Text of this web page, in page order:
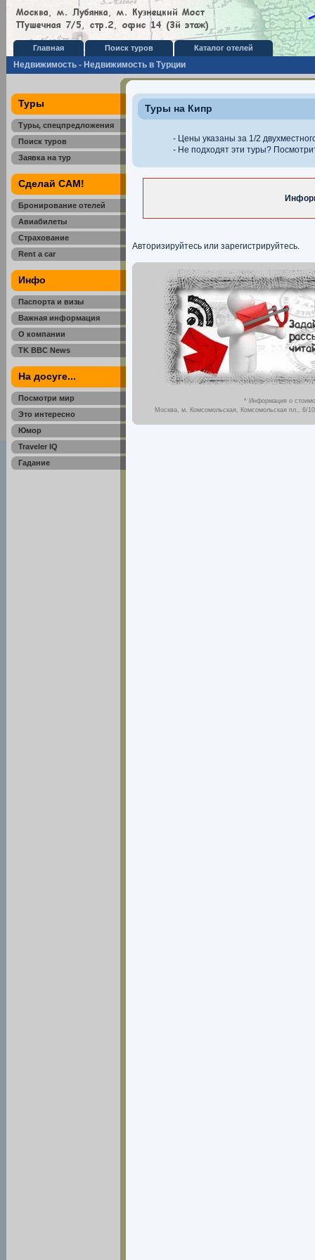
Главная Поиск туров Каталог отелей
Недвижимость - Недвижимость в Турции
Туры
Туры, спецпредложения
Поиск туров
Заявка на тур
Сделай САМ!
Бронирование отелей
Авиабилеты
Страхование
Rent a car
Инфо
Паспорта и визы
Важная информация
О компании
TK BBC News
На досуге...
Посмотри мир
Это интересно
Юмор
Traveler IQ
Гадание
Туры на Кипр
- Цены указаны за 1/2
- Не подходят эти туры?
Авторизируйтесь или зарегистрируйтесь.
* Информация о
Москва, м. Комсомольская, Комсомольская пл., 6/